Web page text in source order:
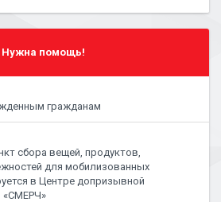
Нужна помощь!
гражданам
сбора вещей, продуктов,
для мобилизованных
в Центре допризывной
«СМЕРЧ»